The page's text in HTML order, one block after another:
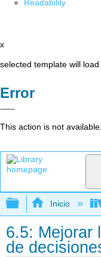
Readability
x
selected template will
Error
This action is not available.
Expandir/
Inicio
6.5: Mejorar
de